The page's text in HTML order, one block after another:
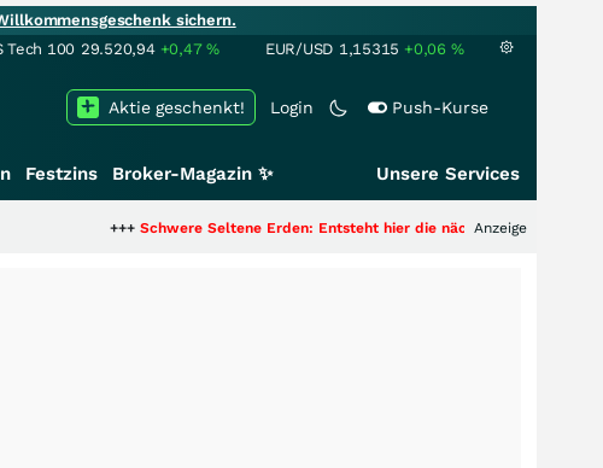
sichern.
Tech 100 29.520,94 +0,47% EUR/USD 1,15315 +0,06 %
Login Push-Kurse
Aktie geschenkt!
Festzins Broker-Magazin ✨ Unsere Services
Schwere Seltene Erden: Entsteht hier die nächste Milliardenstory?+++
Anzeige